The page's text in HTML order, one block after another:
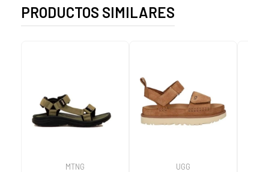
PRODUCTOS SIMILARES
MTNG UGG